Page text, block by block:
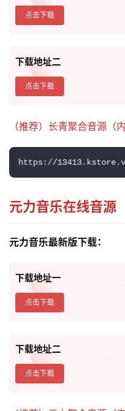
点击下载
下载地址二
点击下载
（推荐）长青聚合音源（
https://
元力音乐在线音源
元力音乐最新版下载：
下载地址一
点击下载
下载地址二
点击下载